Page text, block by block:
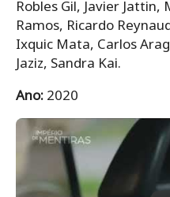
Robles Gil, Javier Jattin,
Ramos, Ricardo
Ixquic Mata, Carlos
Jaziz, Sandra Kai.
Ano: 2020